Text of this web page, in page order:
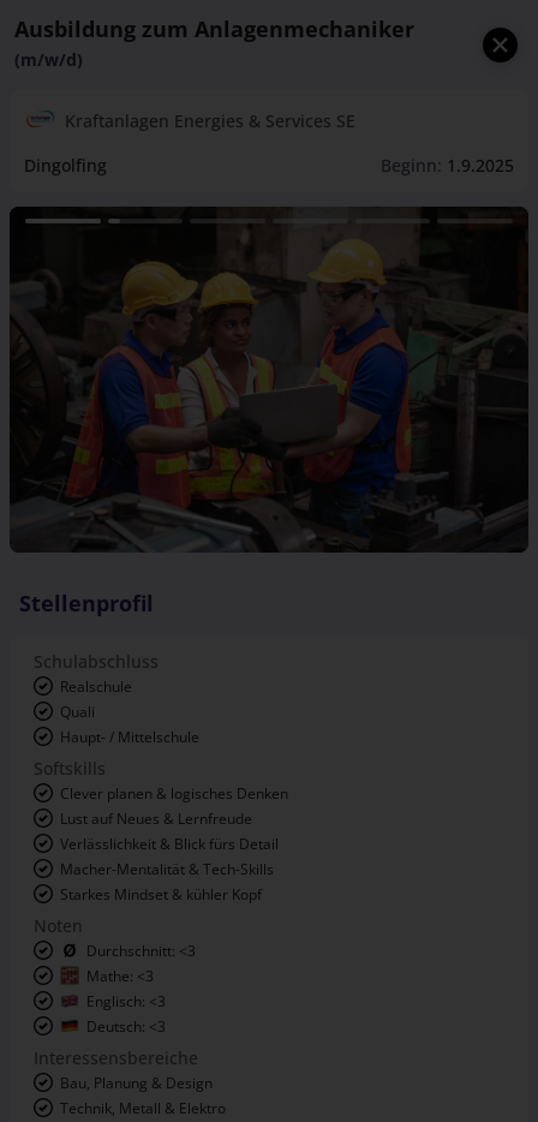
Ausbildung zum Anlagenmechaniker
(m/w/d)
Kraftanlagen Energies & Services SE
Dingolfing
Beginn: 1.9.2025
Stellenprofil
Schulabschluss
Realschule
Quali
Haupt- / Mittelschule
Softskills
Clever planen & logisches Denken
Lust auf Neues & Lernfreude
Verlässlichkeit & Blick fürs Detail
Macher-Mentalität & Tech-Skills
Starkes Mindset & kühler Kopf
Noten
Durchschnitt: <3
Mathe: <3
Englisch: <3
Deutsch: <3
Interessensbereiche
Bau, Planung & Design
Technik, Metall & Elektro